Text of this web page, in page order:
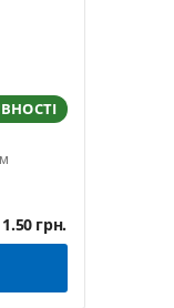
1.50 грн.